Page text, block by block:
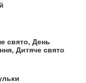
свято, День
Дитяче свято